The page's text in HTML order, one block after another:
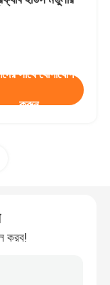
সাথে যোগাযোগ
করুন
করব!